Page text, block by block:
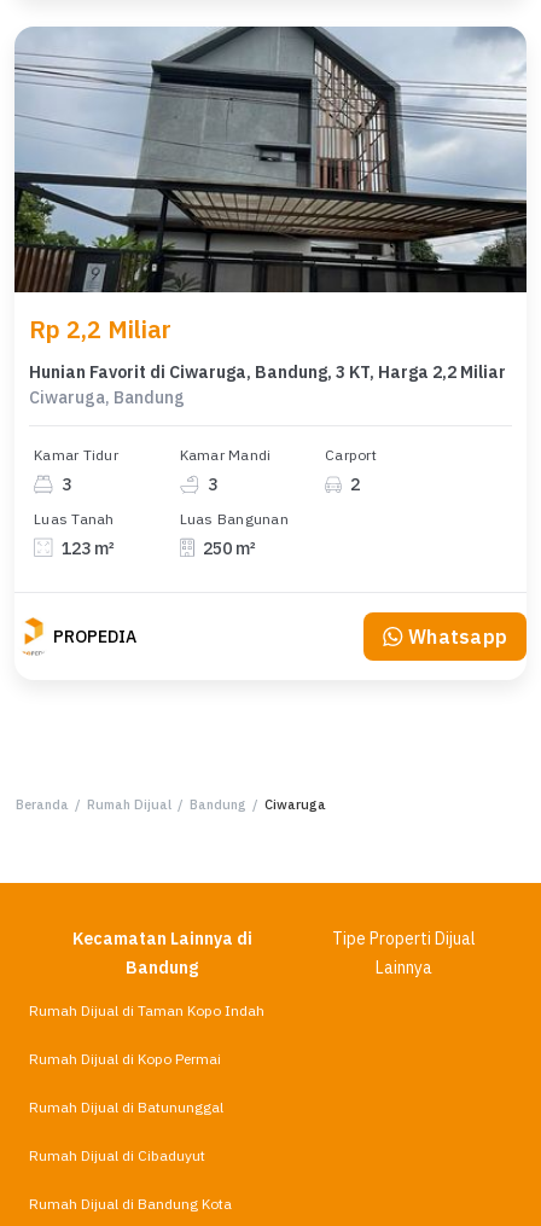
Rp 2,2 Miliar
Hunian Favorit di Ciwaruga, Bandung, 3 KT, Harga 2,2 Miliar
Ciwaruga, Bandung
Kamar Tidur
3
Kamar Mandi
3
Carport
2
Luas Tanah
123 m²
Luas Bangunan
250 m²
PROPEDIA Whatsapp
Beranda / Rumah Dijual / Bandung / Ciwaruga
Kecamatan Lainnya di
Bandung
Tipe Properti Dijual
Lainnya
Rumah Dijual di Taman Kopo Indah
Rumah Dijual di Kopo Permai
Rumah Dijual di Batununggal
Rumah Dijual di Cibaduyut
Rumah Dijual di Bandung Kota